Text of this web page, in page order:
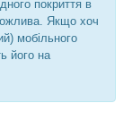
покриття в
Якщо хоч
мобільного
його на